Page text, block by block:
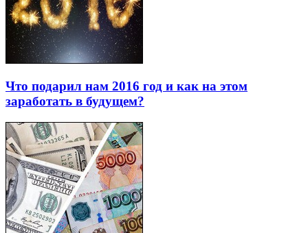
Что подарил нам 2016 год и как на этом
заработать в будущем?